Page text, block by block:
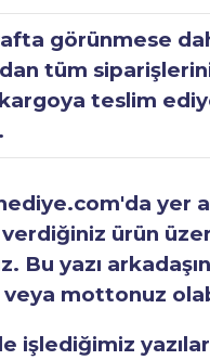
görünmese
tüm
kargoya teslim
yer
verdiğiniz ürün
Bu yazı
veya mottonuz
işlediğimiz